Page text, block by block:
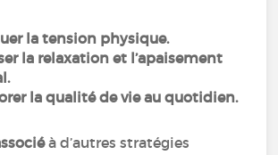
la tension physique.
la relaxation et l’apaisement
la qualité de vie au quotidien.
à d’autres stratégies